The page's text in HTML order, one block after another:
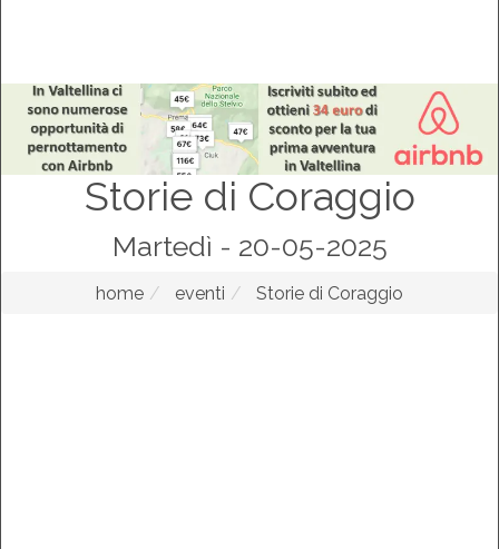
Storie di Coraggio
Martedì - 20-05-2025
home eventi Storie di Coraggio